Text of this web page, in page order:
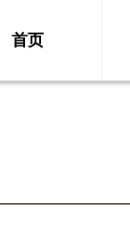
首页